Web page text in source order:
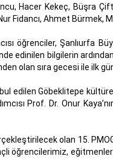
Hacer Kekeç, Büşra
Fidancı, Ahmet Bürmek,
öğrenciler,
edinilen bilgilerin
olan sıra gecesi ile ilk
edilen Göbeklitepe
Prof. Dr. Onur
olan 15.
öğrencilerimiz,